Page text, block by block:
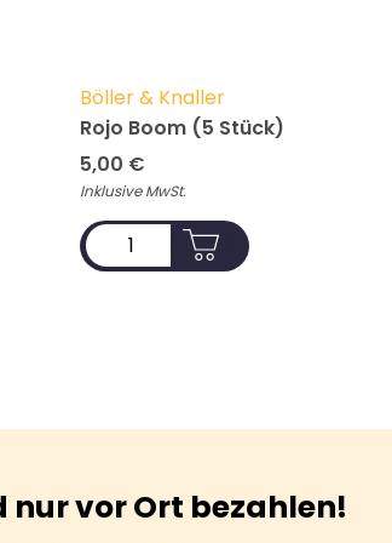
Böller & Knaller
Rojo Boom (5 Stück)
5,00 €
Inklusive MwSt.
nur vor Ort bezahlen!